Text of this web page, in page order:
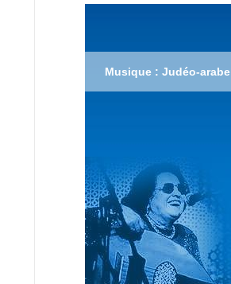
Musique : Judéo-arabe